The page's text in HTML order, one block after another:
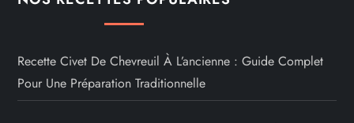
Recette Civet De Chevreuil À L’ancienne : Guide Complet
Pour Une Préparation Traditionnelle